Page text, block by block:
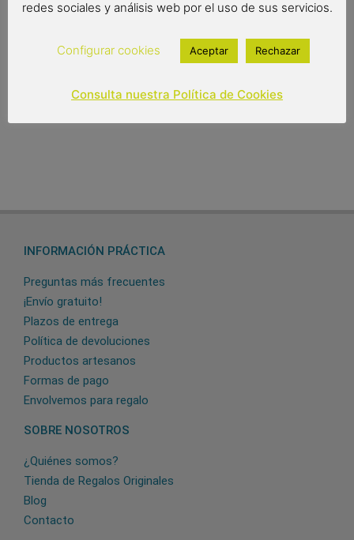
Out of stock
INFORMACIÓN PRÁCTICA
Preguntas más frecuentes
¡Envío gratuito!
Plazos de entrega
Política de devoluciones
Productos artesanos
Formas de pago
Envolvemos para regalo
SOBRE NOSOTROS
¿Quiénes somos?
Tienda de Regalos Originales
Blog
Contacto
redes sociales y análisis web por el uso de sus servicios.
Configurar cookies Aceptar Rechazar
Consulta nuestra Política de Cookies